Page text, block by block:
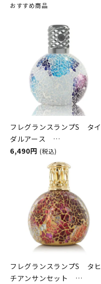
おすすめ商品
フレグランスランプS タイ
ダルアース
ASHLEIGH&BURWOOD（ア
シュレイアンドバーウッド）
6,490円 (税込)
フレグランスランプS タヒ
チアンサンセット